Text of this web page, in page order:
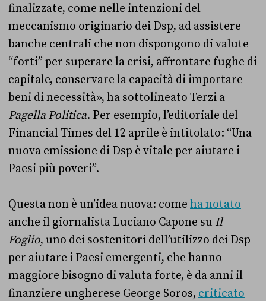
finalizzate, come nelle intenzioni del
meccanismo originario dei Dsp, ad assistere
banche centrali che non dispongono di valute
“forti” per superare la crisi, affrontare fughe di
capitale, conservare la capacità di importare
beni di necessità», ha sottolineato Terzi a
Pagella Politica. Per esempio, l’editoriale del
Financial Times del 12 aprile è intitolato: “Una
nuova emissione di Dsp è vitale per aiutare i
Paesi più poveri”.
Questa non è un’idea nuova: come ha notato
anche il giornalista Luciano Capone su Il
Foglio, uno dei sostenitori dell’utilizzo dei Dsp
per aiutare i Paesi emergenti, che hanno
maggiore bisogno di valuta forte, è da anni il
finanziere ungherese George Soros, criticato